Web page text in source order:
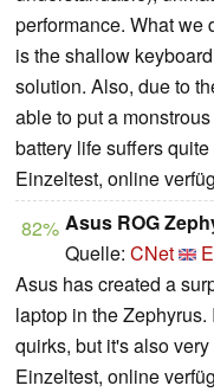
performance. What we
is the shallow
solution. Also, due to
able to put a
battery life suffers
Einzeltest, online
82% Asus ROG
Quelle: CNet
Asus has created a
laptop in the
quirks, but it's also
Einzeltest, online